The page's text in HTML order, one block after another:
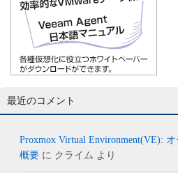
最近のコメント
Proxmox Virtual Environment(VE):
概要 に クライム より